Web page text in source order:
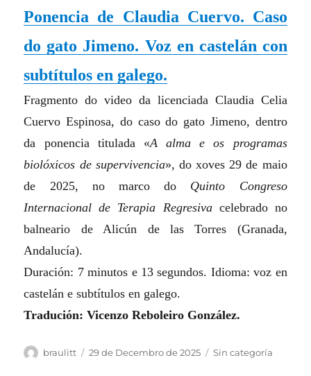
Ponencia de Claudia Cuervo. Caso
do gato Jimeno. Voz en castelán con
subtítulos en galego.
Fragmento do video da licenciada Claudia Celia
Cuervo Espinosa, do caso do gato Jimeno, dentro
da ponencia titulada «A alma e os programas
biolóxicos de supervivencia», do xoves 29 de maio
de 2025, no marco do Quinto Congreso
Internacional de Terapia Regresivacelebrado no
balneario de Alicún de las Torres (Granada,
Andalucía).
Duración: 7 minutos e 13 segundos. Idioma: voz en
castelán e subtítulos en galego.
Tradución: Vicenzo Reboleiro González.
Autor
braulitt
Publicado
29 de Decembro de 2025 Categorias
Sin categoría